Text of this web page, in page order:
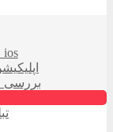
اپلیکیشن ios
بررسی